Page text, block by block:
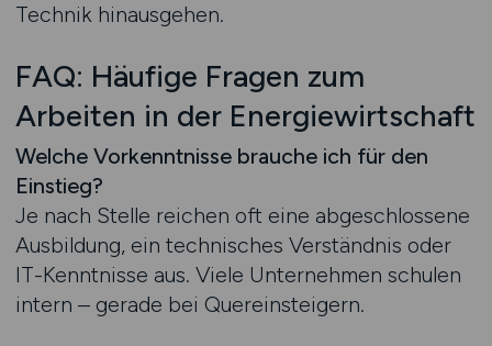
Technik hinausgehen.
FAQ: Häufige Fragen zum
Arbeiten in der Energiewirtschaft
Welche Vorkenntnisse brauche ich für den
Einstieg?
Je nach Stelle reichen oft eine abgeschlossene
Ausbildung, ein technisches Verständnis oder
IT-Kenntnisse aus. Viele Unternehmen schulen
intern – gerade bei Quereinsteigern.